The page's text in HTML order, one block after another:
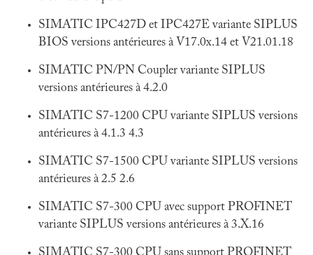
SIMATIC IPC427D et IPC427E variante SIPLUS
BIOS versions antérieures à V17.0x.14 et V21.01.18
SIMATIC PN/PN Coupler variante SIPLUS
versions antérieures à 4.2.0
SIMATIC S7-1200 CPU variante SIPLUS versions
antérieures à 4.1.3 4.3
SIMATIC S7-1500 CPU variante SIPLUS versions
antérieures à 2.5 2.6
SIMATIC S7-300 CPU avec support PROFINET
variante SIPLUS versions antérieures à 3.X.16